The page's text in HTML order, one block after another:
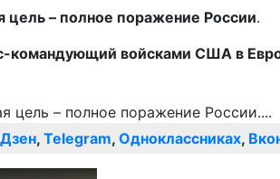
цель – полное поражение России.
командующий войсками США в
, Telegram, Одноклассниках,